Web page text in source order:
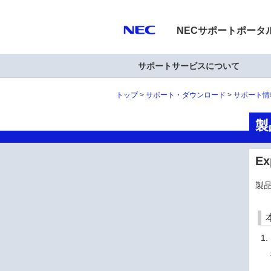
NECサポートポータ
サポートサービスについて
トップ サポート・ダウンロード サポート
製